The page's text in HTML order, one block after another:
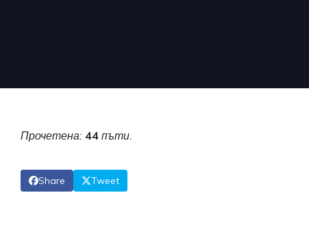
Прочетена: 44 пъти.
Share Tweet